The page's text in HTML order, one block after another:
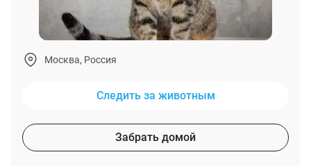
Москва, Россия
Следить за животным
Забрать домой